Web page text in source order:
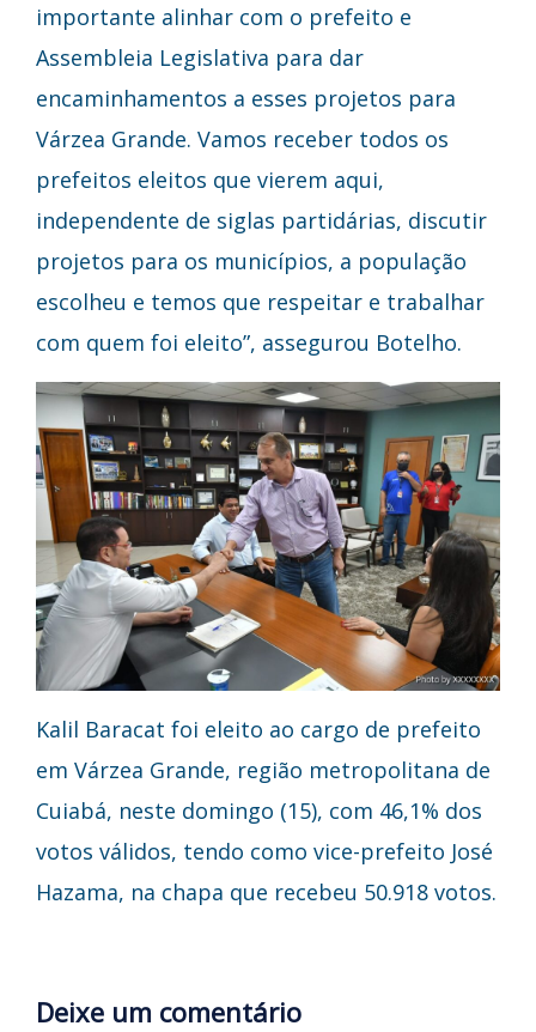
importante alinhar com o prefeito e
Assembleia Legislativa para dar
encaminhamentos a esses projetos para
Várzea Grande. Vamos receber todos os
prefeitos eleitos que vierem aqui,
independente de siglas partidárias, discutir
projetos para os municípios, a população
escolheu e temos que respeitar e trabalhar
com quem foi eleito”, assegurou Botelho.
Kalil Baracat foi eleito ao cargo de prefeito
em Várzea Grande, região metropolitana de
Cuiabá, neste domingo (15), com 46,1% dos
votos válidos, tendo como vice-prefeito José
Hazama, na chapa que recebeu 50.918 votos.
Deixe um comentário